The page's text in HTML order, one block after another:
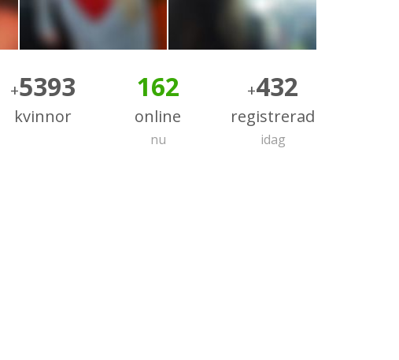
+5393
kvinnor
162
online
nu
+432
registrerad
idag